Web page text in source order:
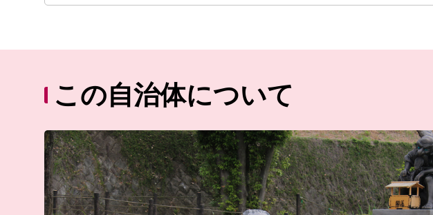
この自治体について